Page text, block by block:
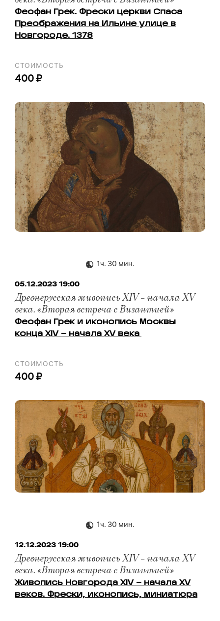
Феофан Грек. Фрески церкви Спаса
Преображения на Ильине улице в
Новгороде. 1378
СТОИМОСТЬ
400 ₽
1ч. 30 мин.
05.12.2023 19:00
Древнерусская живопись XIV – начала XV
века. «Вторая встреча с Византией»
Феофан Грек и иконопись Москвы
конца XIV – начала XV века
СТОИМОСТЬ
400 ₽
1ч. 30 мин.
12.12.2023 19:00
Древнерусская живопись XIV – начала XV
века. «Вторая встреча с Византией»
Живопись Новгорода XIV – начала XV
веков. Фрески, иконопись, миниатюра